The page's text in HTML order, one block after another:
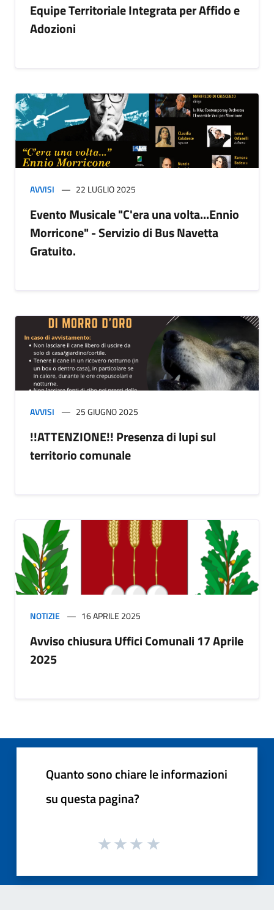
Equipe Territoriale Integrata per Affido e
Adozioni
AVVISI 22 LUGLIO 2025
Evento Musicale "C'era una volta...Ennio
Morricone" - Servizio di Bus Navetta
Gratuito.
AVVISI 25 GIUGNO 2025
!!ATTENZIONE!! Presenza di lupi sul
territorio comunale
NOTIZIE 16 APRILE 2025
Avviso chiusura Uffici Comunali 17 Aprile
2025
Quanto sono chiare le informazioni
su questa pagina?